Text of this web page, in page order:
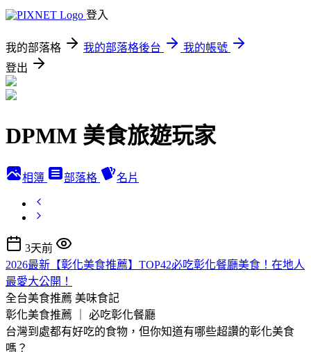
登入
我的部落格 我的部落格後台
我的帳號
登出
DPMM 美食旅遊玩家
相簿 部落格 名片
3天前
2026最新【彰化美食推薦】TOP42必吃彰化餐廳美食！在地人
最愛大公開！
全台美食推薦 美味食記
彰化美食推薦 ｜ 必吃彰化餐廳
台灣到處都有好吃的食物，但你知道有哪些超讚的彰化美食
嗎？